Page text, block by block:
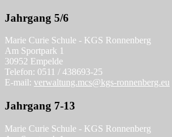
Jahrgang 5/6
Marie Curie Schule - KGS Ronnenberg
Am Sportpark 1
30952 Empelde
Telefon: 0511 / 438693-25
E-mail: verwaltung.mcs@kgs-ronnenberg.eu
Jahrgang 7-13
Marie Curie Schule - KGS Ronnenberg